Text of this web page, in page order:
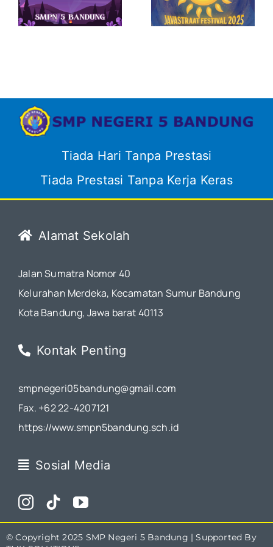
Where
Dreams
dari SMPN 2
Tiada Hari Tanpa Prestasi
Tiada Prestasi Tanpa Kerja Keras
Alamat Sekolah
Jalan Sumatra Nomor 40
Kelurahan Merdeka, Kecamatan Sumur Bandung
Kota Bandung, Jawa barat 40113
Kontak Penting
smpnegeri05bandung@gmail.com
Fax. +62 22-4207121
https://www.smpn5bandung.sch.id
Sosial Media
© Copyright 2025 SMP Negeri 5 Bandung | Supported By